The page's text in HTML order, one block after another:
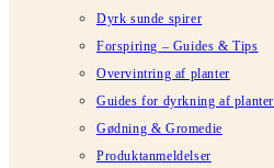
Dyrk sunde spirer
Forspiring – Guides & Tips
Overvintring af planter
Guides for dyrkning af planter
Gødning & Gromedie
Produktanmeldelser